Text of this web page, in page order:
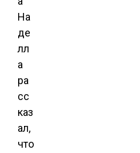
На
де
лл
а
ра
сс
каз
ал,
что